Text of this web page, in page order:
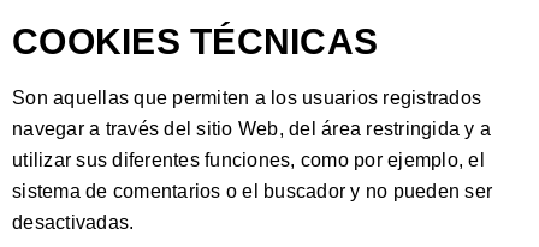
COOKIES TÉCNICAS
Son aquellas que permiten a los usuarios registrados
navegar a través del sitio Web, del área restringida y a
utilizar sus diferentes funciones, como por ejemplo, el
sistema de comentarios o el buscador y no pueden ser
desactivadas.